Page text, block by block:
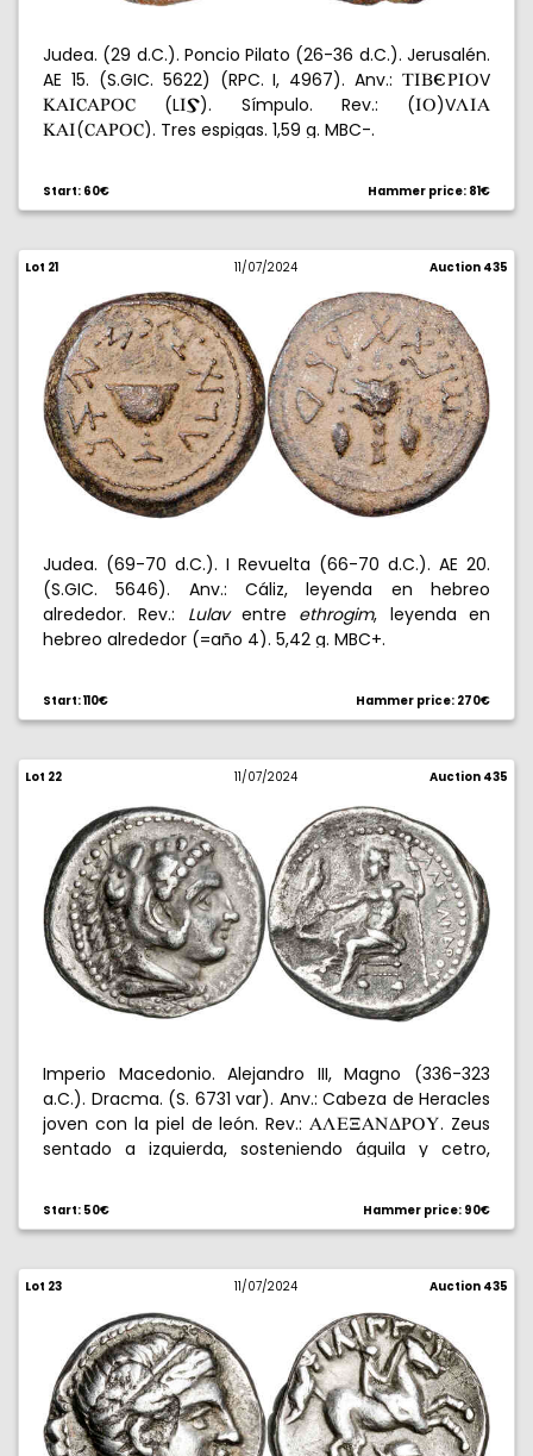
Judea. (29 d.C.). Poncio Pilato (26-36 d.C.). Jerusalén.
AE 15. (S.GIC. 5622) (RPC. I, 4967). Anv.: XIB-UIPV
KAIúAUPú (LIZ). Símpulo. Rev.: (IP)VLIA
KAI(úAUPú). Tres espigas. 1,59 g. MBC-.
Start: 60€ Hammer price: 81€
Lot 21 11/07/2024 Auction 435
Judea. (69-70 d.C.). I Revuelta (66-70 d.C.). AE 20.
(S.GIC. 5646). Anv.: Cáliz, leyenda en hebreo
alrededor. Rev.: Lulaventre ethrogim, leyenda en
hebreo alrededor (=año 4). 5,42 g. MBC+.
Start: 110€ Hammer price: 270€
Lot 22 11/07/2024 Auction 435
Imperio Macedonio. Alejandro III, Magno (336-323
a.C.). Dracma. (S. 6731 var). Anv.: Cabeza de Heracles
joven con la piel de león. Rev.:ALE@ANDUPY. Zeus
sentado a izquierda, sosteniendo águila y cetro,
Start: 50€ Hammer price: 90€
Lot 23 11/07/2024 Auction 435